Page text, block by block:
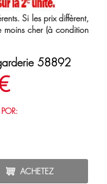
Si les prix diffèrent,
cher (à condition
58892
ACHETEZ